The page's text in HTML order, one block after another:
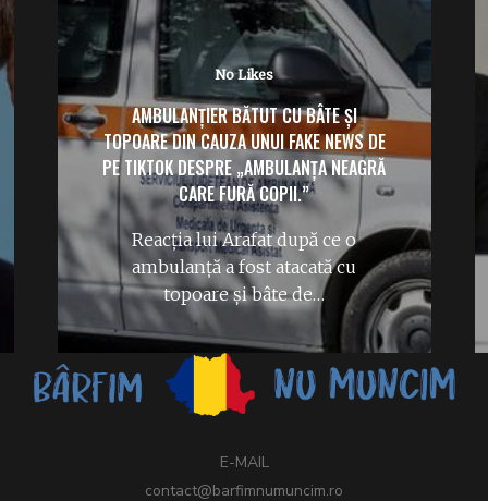
No Likes
AMBULANȚIER BĂTUT CU BÂTE ȘI
TOPOARE DIN CAUZA UNUI FAKE NEWS DE
PE TIKTOK DESPRE „AMBULANȚA NEAGRĂ
CARE FURĂ COPII.”
Reacția lui Arafat după ce o
ambulanță a fost atacată cu
topoare și bâte de…
E-MAIL
contact@barfimnumuncim.ro